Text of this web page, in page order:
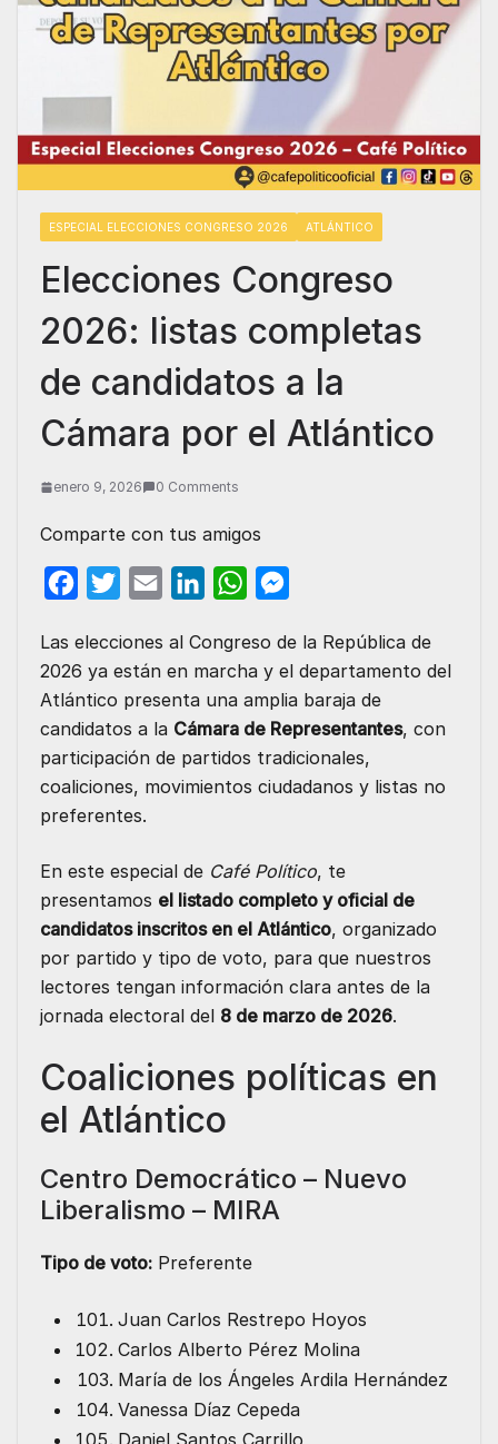
ESPECIAL ELECCIONES CONGRESO 2026 ATLÁNTICO
Elecciones Congreso
2026: listas completas
de candidatos a la
Cámara por el Atlántico
enero 9, 2026 0 Comments
Comparte con tus amigos
c
e
b
o
o
k
i
t
t
e
r
a
n
k
d
I
W
a
t
s
A
p
s
s
n
g
Las elecciones al Congreso de la República de
2026 ya están en marcha y el departamento del
Atlántico presenta una amplia baraja de
candidatos a la Cámara de Representantes, con
participación de partidos tradicionales,
coaliciones, movimientos ciudadanos y listas no
preferentes.
En este especial de Café Político, te
presentamos el listado completo y oficial de
candidatos inscritos en el Atlántico, organizado
por partido y tipo de voto, para que nuestros
lectores tengan información clara antes de la
jornada electoral del 8 de marzo de 2026.
Coaliciones políticas en
el Atlántico
Centro Democrático – Nuevo
Liberalismo – MIRA
Tipo de voto: Preferente
Juan Carlos Restrepo Hoyos
Carlos Alberto Pérez Molina
María de los Ángeles Ardila Hernández
Vanessa Díaz Cepeda